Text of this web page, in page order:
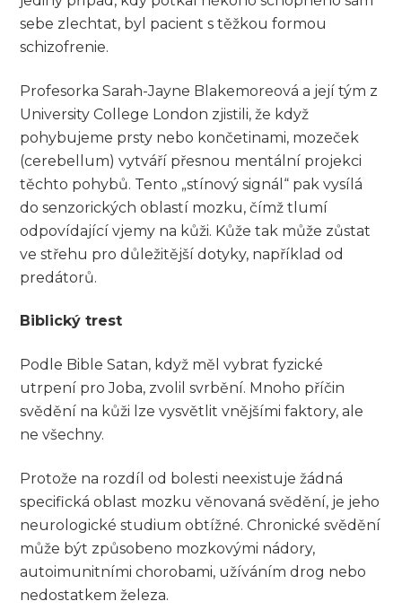
sebe zlechtat, byl pacient s těžkou formou
schizofrenie.
Profesorka Sarah-Jayne Blakemoreová a její tým z
University College London zjistili, že když
pohybujeme prsty nebo končetinami, mozeček
(cerebellum) vytváří přesnou mentální projekci
těchto pohybů. Tento „stínový signál“ pak vysílá
do senzorických oblastí mozku, čímž tlumí
odpovídající vjemy na kůži. Kůže tak může zůstat
ve střehu pro důležitější dotyky, například od
predátorů.
Biblický trest
Podle Bible Satan, když měl vybrat fyzické
utrpení pro Joba, zvolil svrbění. Mnoho příčin
svědění na kůži lze vysvětlit vnějšími faktory, ale
ne všechny.
Protože na rozdíl od bolesti neexistuje žádná
specifická oblast mozku věnovaná svědění, je jeho
neurologické studium obtížné. Chronické svědění
může být způsobeno mozkovými nádory,
autoimunitními chorobami, užíváním drog nebo
nedostatkem železa.